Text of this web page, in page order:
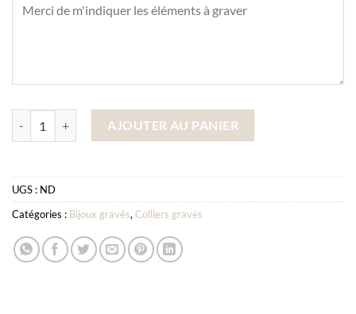
quantité de Collier Médaillon Gravé Pierre de Lune Empreinte
AJOUTER AU PANIER
UGS : ND
Catégories : Bijoux gravés,Colliers gravés